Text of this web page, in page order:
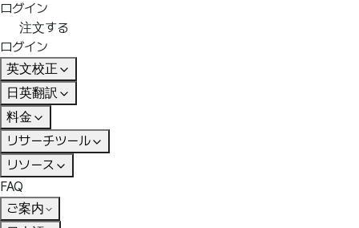
ログイン
注文する
ログイン
英文校正
日英翻訳
料金
リサーチツール
リソース
FAQ
ご案内